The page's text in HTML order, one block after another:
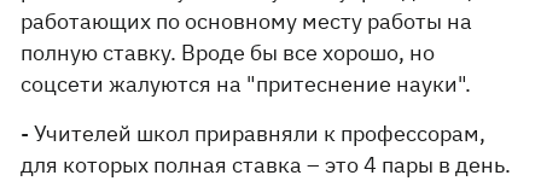
работающих по основному месту работы на
полную ставку. Вроде бы все хорошо, но
соцсети жалуются на "притеснение науки".
- Учителей школ приравняли к профессорам,
для которых полная ставка – это 4 пары в день.